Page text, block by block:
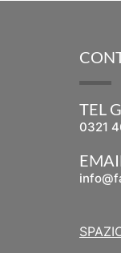
TEL
0321